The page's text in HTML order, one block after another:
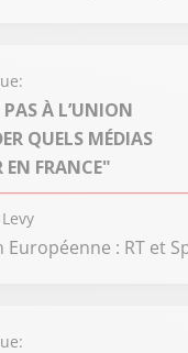
PAS À L’UNION
QUELS MÉDIAS
EN FRANCE"
: RT et